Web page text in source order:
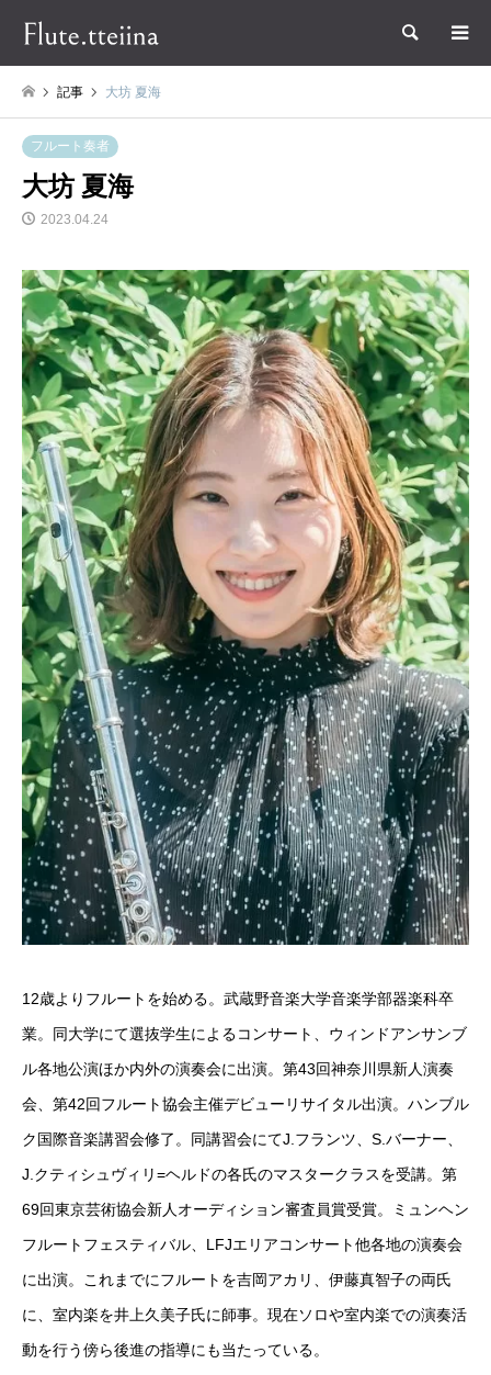
検索
記事 大坊 夏海
フルート奏者
大坊 夏海
2023.04.24
12歳よりフルートを始める。武蔵野音楽大学音楽学部器楽科卒
業。同大学にて選抜学生によるコンサート、ウィンドアンサンブ
ル各地公演ほか内外の演奏会に出演。第43回神奈川県新人演奏
会、第42回フルート協会主催デビューリサイタル出演。ハンブル
ク国際音楽講習会修了。同講習会にてJ.フランツ、S.バーナー、
J.クティシュヴィリ=ヘルドの各氏のマスタークラスを受講。第
69回東京芸術協会新人オーディション審査員賞受賞。ミュンヘン
フルートフェスティバル、LFJエリアコンサート他各地の演奏会
に出演。これまでにフルートを吉岡アカリ、伊藤真智子の両氏
に、室内楽を井上久美子氏に師事。現在ソロや室内楽での演奏活
動を行う傍ら後進の指導にも当たっている。